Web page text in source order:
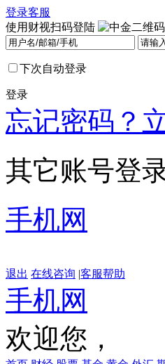
登录客服
使用财视扫码登陆
下次自动登录
登录
忘记密码？
其它账号登录
手机网
退出 在线咨询 |客服帮助
手机网
欢迎您，